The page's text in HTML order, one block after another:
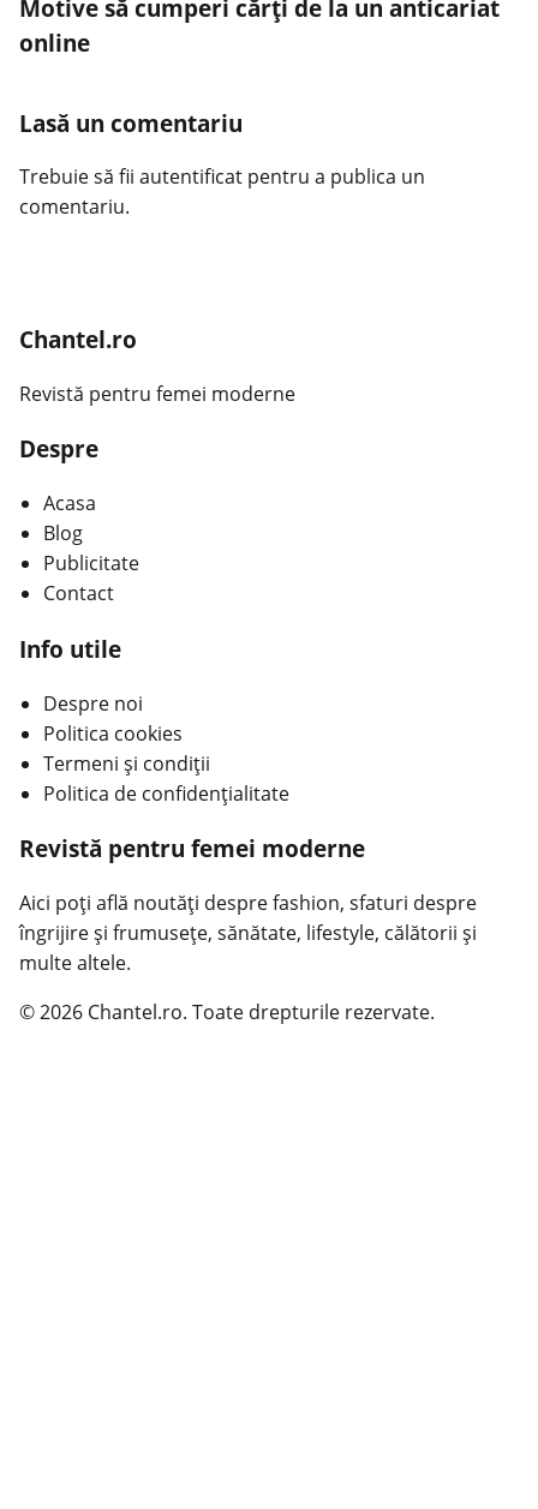
Motive să cumperi cărți de la un anticariat
online
Lasă un comentariu
Trebuie să fii autentificat pentru a publica un
comentariu.
Chantel.ro
Revistă pentru femei moderne
Despre
Acasa
Blog
Publicitate
Contact
Info utile
Despre noi
Politica cookies
Termeni și condiții
Politica de confidențialitate
Revistă pentru femei moderne
Aici poți află noutăți despre fashion, sfaturi despre
îngrijire și frumusețe, sănătate, lifestyle, călătorii și
multe altele.
© 2026 Chantel.ro. Toate drepturile rezervate.